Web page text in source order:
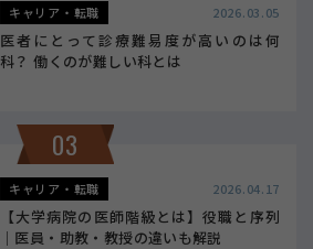
キャリア・転職 2026.03.05
医者にとって診療難易度が高いのは何
科？ 働くのが難しい科とは
03
キャリア・転職 2026.04.17
【大学病院の医師階級とは】役職と序列
｜医員・助教・教授の違いも解説